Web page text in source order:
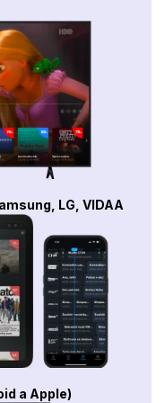
LG, VIDAA
a Apple)